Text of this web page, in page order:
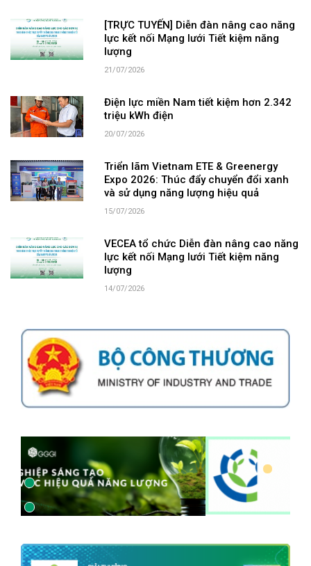
[TRỰC TUYẾN] Diễn đàn nâng cao năng
lực kết nối Mạng lưới Tiết kiệm năng
lượng
21/07/2026
Điện lực miền Nam tiết kiệm hơn 2.342
triệu kWh điện
20/07/2026
Triển lãm Vietnam ETE & Greenergy
Expo 2026: Thúc đẩy chuyển đổi xanh
và sử dụng năng lượng hiệu quả
15/07/2026
VECEA tổ chức Diễn đàn nâng cao năng
lực kết nối Mạng lưới Tiết kiệm năng
lượng
14/07/2026